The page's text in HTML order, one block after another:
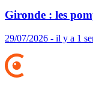
Gironde : les
29/07/2026 - il y a 1